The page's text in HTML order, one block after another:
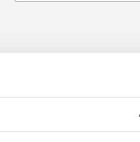
garden, alle radici più
del Mondo e il
26", 27,5" e da 29". La